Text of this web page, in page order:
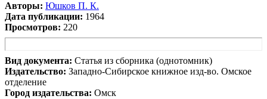
Авторы: Юшков П. К.
Дата публикации: 1964
Просмотров: 220
Вид документа: Статья из сборника (однотомник)
Издательство: Западно-Сибирское книжное изд-во. Омское
отделение
Город издательства: Омск